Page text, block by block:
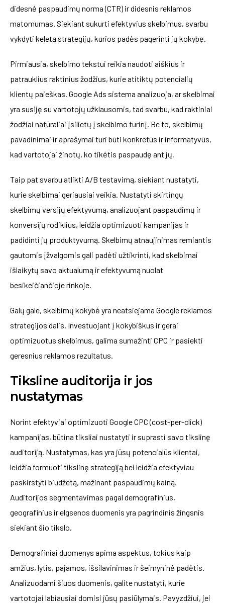
didesnė paspaudimų norma (CTR) ir didesnis reklamos
matomumas. Siekiant sukurti efektyvius skelbimus, svarbu
vykdyti keletą strategijų, kurios padės pagerinti jų kokybę.
Pirmiausia, skelbimo tekstui reikia naudoti aiškius ir
patrauklius raktinius žodžius, kurie atitiktų potencialių
klientų paieškas. Google Ads sistema analizuoja, ar skelbimai
yra susiję su vartotojų užklausomis, tad svarbu, kad raktiniai
žodžiai natūraliai įsilietų į skelbimo turinį. Be to, skelbimų
pavadinimai ir aprašymai turi būti konkretūs ir informatyvūs,
kad vartotojai žinotų, ko tikėtis paspaudę ant jų.
Taip pat svarbu atlikti A/B testavimą, siekiant nustatyti,
kurie skelbimai geriausiai veikia. Nustatyti skirtingų
skelbimų versijų efektyvumą, analizuojant paspaudimų ir
konversijų rodiklius, leidžia optimizuoti kampanijas ir
padidinti jų produktyvumą. Skelbimų atnaujinimas remiantis
gautomis įžvalgomis gali padėti užtikrinti, kad skelbimai
išlaikytų savo aktualumą ir efektyvumą nuolat
besikeičiančioje rinkoje.
Galų gale, skelbimų kokybė yra neatsiejama Google reklamos
strategijos dalis. Investuojant į kokybiškus ir gerai
optimizuotus skelbimus, galima sumažinti CPC ir pasiekti
geresnius reklamos rezultatus.
Tiksline auditorija ir jos
nustatymas
Norint efektyviai optimizuoti Google CPC (cost-per-click)
kampanijas, būtina tiksliai nustatyti ir suprasti savo tikslinę
auditoriją. Nustatymas, kas yra jūsų potencialūs klientai,
leidžia formuoti tikslinę strategiją bei leidžia efektyviau
paskirstyti biudžetą, mažinant paspaudimų kainą.
Auditorijos segmentavimas pagal demografinius,
geografinius ir elgsenos duomenis yra pagrindinis žingsnis
siekiant šio tikslo.
Demografiniai duomenys apima aspektus, tokius kaip
amžius, lytis, pajamos, išsilavinimas ir šeimyninė padėtis.
Analizuodami šiuos duomenis, galite nustatyti, kurie
vartotojai labiausiai domisi jūsų pasiūlymais. Pavyzdžiui, jei